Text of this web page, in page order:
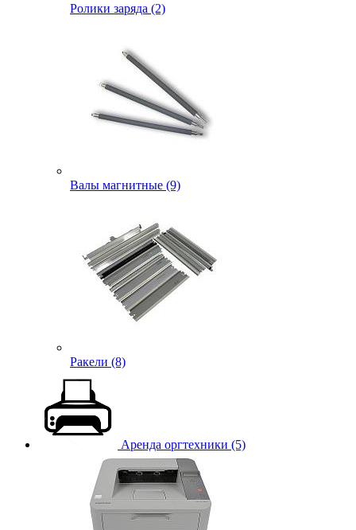
Ролики заряда (2)
Валы магнитные (9)
Ракели (8)
Аренда оргтехники (5)